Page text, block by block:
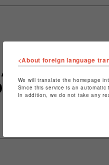
<About foreign language
We will translate the homepage
Since this service is an
In addition, we do not take any